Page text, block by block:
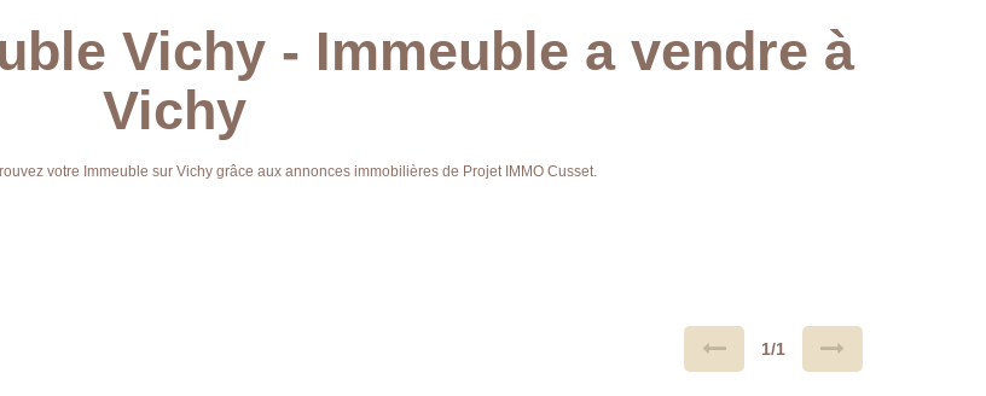
Vichy - Immeuble a vendre à
Vichy
votre Immeuble sur Vichy grâce aux annonces immobilières de Projet IMMO Cusset.
1/1